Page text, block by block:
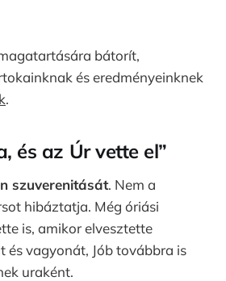
bátorít,
és eredményeinknek
.
és az Úr vette el”
szuverenitását. Nem a
hibáztatja. Még óriási
is, amikor elvesztette
és vagyonát, Jób továbbra is
uraként.